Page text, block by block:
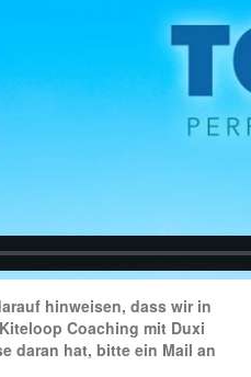
hinweisen, dass wir in
Coaching mit Duxi
daran hat, bitte ein Mail an